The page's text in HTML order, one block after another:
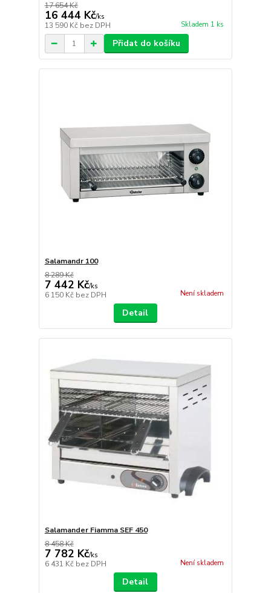
17 654 Kč
16 444 Kč/ks
13 590 Kč bez DPH Skladem 1 ks
Přidat do košíku
Salamandr 100
8 289 Kč
7 442 Kč/ks
6 150 Kč bez DPH Není skladem
Detail
Salamander Fiamma SEF 450
8 458 Kč
7 782 Kč/ks
6 431 Kč bez DPH Není skladem
Detail